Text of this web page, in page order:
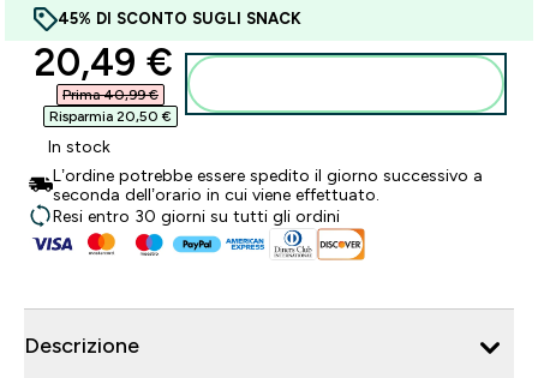
45% DI SCONTO SUGLI SNACK
discounted price
20,49 €‎
Prima 40,99 €‎
Risparmia 20,50 €‎
In stock
L’ordine potrebbe essere spedito il giorno successivo a
seconda dell’orario in cui viene effettuato.
Resi entro 30 giorni su tutti gli ordini
Descrizione